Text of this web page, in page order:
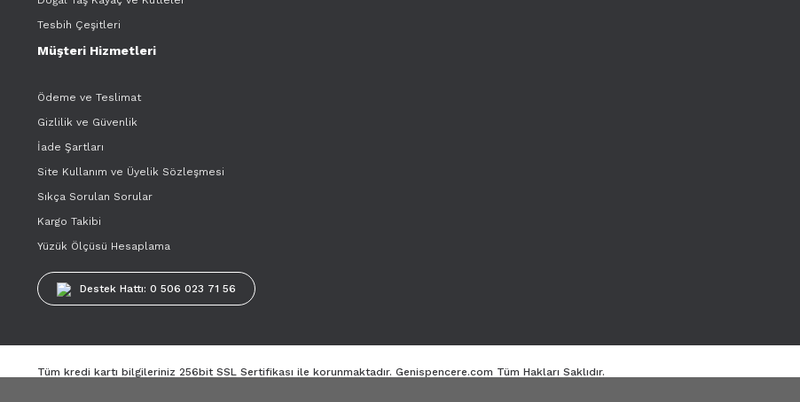
Tesbih Çeşitleri
Müşteri Hizmetleri
Ödeme ve Teslimat
Gizlilik ve Güvenlik
İade Şartları
Site Kullanım ve Üyelik Sözleşmesi
Sıkça Sorulan Sorular
Kargo Takibi
Yüzük Ölçüsü Hesaplama
Destek Hattı: 0 506 023 71 56
Tüm kredi kartı bilgileriniz 256bit SSL Sertifikası ile korunmaktadır. Genispencere.com Tüm Hakları Saklıdır.